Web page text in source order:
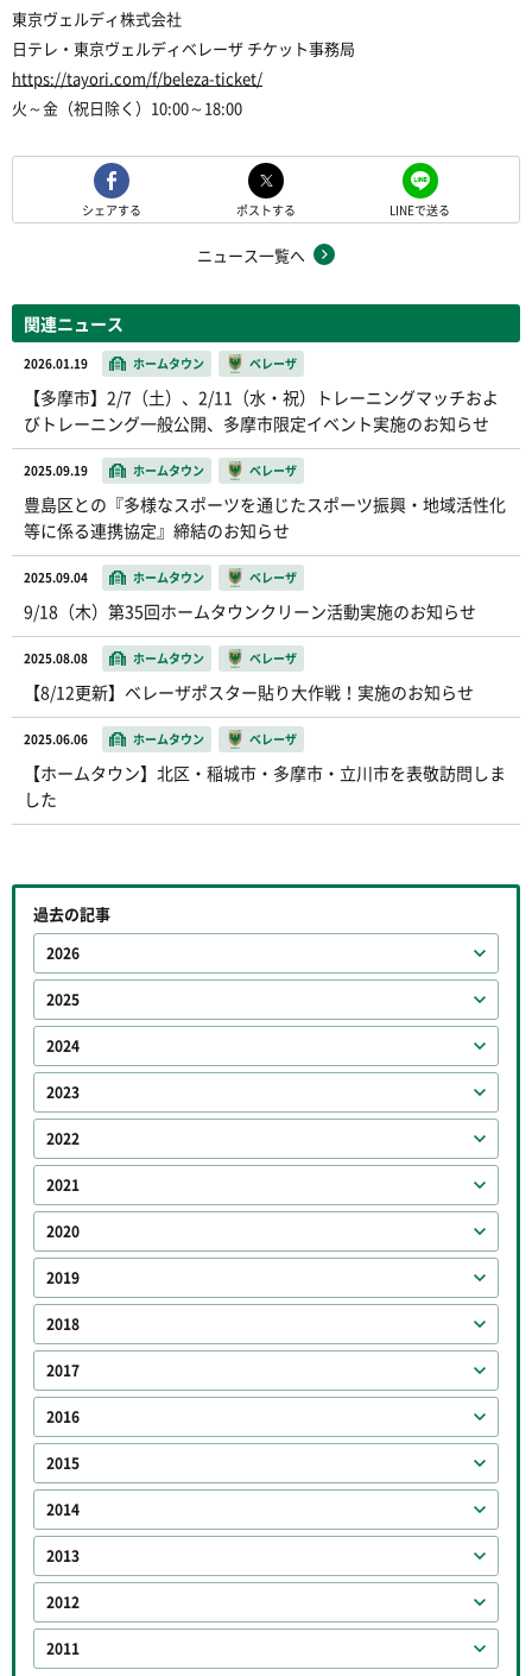
東京ヴェルディ株式会社
日テレ・東京ヴェルディベレーザ チケット事務局
https://tayori.com/f/beleza-ticket/
火～金（祝日除く）10:00～18:00
シェアする ポストする LINEで送る
ニュース一覧へ
関連ニュース
2026.01.19 ホームタウン ベレーザ
【多摩市】2/7（土）、2/11（水・祝）トレーニングマッチおよ
びトレーニング一般公開、多摩市限定イベント実施のお知らせ
2025.09.19 ホームタウン ベレーザ
豊島区との『多様なスポーツを通じたスポーツ振興・地域活性化
等に係る連携協定』締結のお知らせ
2025.09.04 ホームタウン ベレーザ
9/18（木）第35回ホームタウンクリーン活動実施のお知らせ
2025.08.08 ホームタウン ベレーザ
【8/12更新】ベレーザポスター貼り大作戦！実施のお知らせ
2025.06.06 ホームタウン ベレーザ
【ホームタウン】北区・稲城市・多摩市・立川市を表敬訪問しま
した
過去の記事
2026
2025
2024
2023
2022
2021
2020
2019
2018
2017
2016
2015
2014
2013
2012
2011